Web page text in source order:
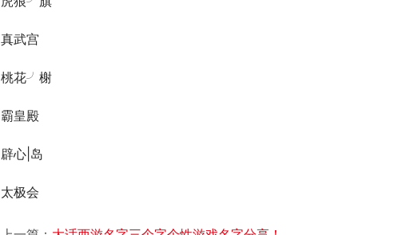
真武宫
桃花╯榭
霸皇殿
辟心|岛
太极会